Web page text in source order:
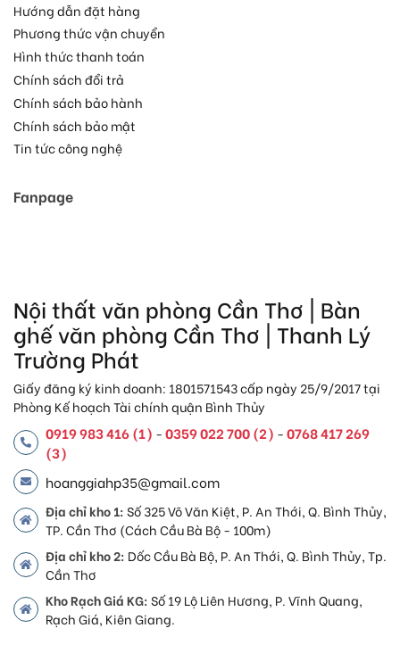
Hướng dẫn đặt hàng
Phương thức vận chuyển
Hình thức thanh toán
Chính sách đổi trả
Chính sách bảo hành
Chính sách bảo mật
Tin tức công nghệ
Fanpage
Nội thất văn phòng Cần Thơ | Bàn
ghế văn phòng Cần Thơ | Thanh Lý
Trường Phát
Giấy đăng ký kinh doanh: 1801571543 cấp ngày 25/9/2017 tại
Phòng Kế hoạch Tài chính quận Bình Thủy
0919 983 416 (1) -0359 022 700 (2) -0768 417 269
(3)
hoanggiahp35@gmail.com
Địa chỉ kho 1:Số 325 Võ Văn Kiệt, P. An Thới, Q. Bình Thủy,
TP. Cần Thơ (Cách Cầu Bà Bộ - 100m)
Địa chỉ kho 2: Dốc Cầu Bà Bộ, P. An Thới, Q. Bình Thủy, Tp.
Cần Thơ
Kho Rạch Giá KG:Số 19 Lộ Liên Hương, P. Vĩnh Quang,
Rạch Giá, Kiên Giang.